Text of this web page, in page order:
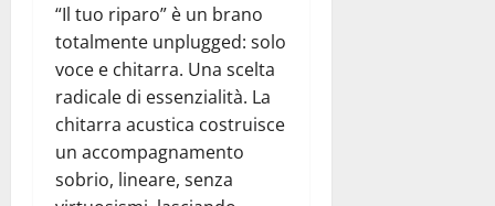
“Il tuo riparo” è un brano
totalmente unplugged: solo
voce e chitarra. Una scelta
radicale di essenzialità. La
chitarra acustica costruisce
un accompagnamento
sobrio, lineare, senza